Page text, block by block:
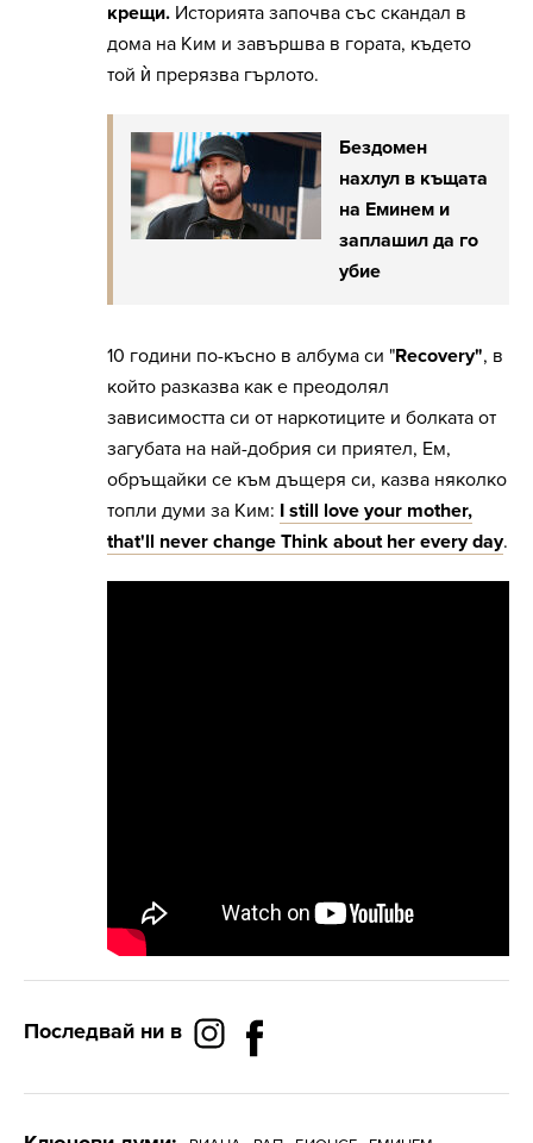
крещи. Историята започва със скандал в
дома на Ким и завършва в гората, където
той ѝ прерязва гърлото.
Бездомен
нахлул в къщата
на Еминем и
заплашил да го
убие
10 години по-късно в албума си "Recovery", в
който разказва как е преодолял
зависимостта си от наркотиците и болката от
загубата на най-добрия си приятел, Ем,
обръщайки се към дъщеря си, казва няколко
топли думи за Ким: I still love your mother,
that'll never change Think about her every day.
Последвай ни в